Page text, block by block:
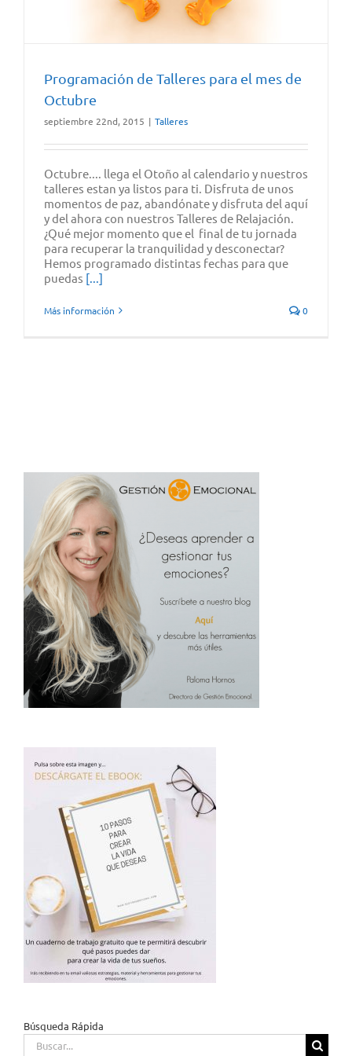
Programación de Talleres para el mes de
Octubre
septiembre 22nd, 2015 | Talleres
Octubre.... llega el Otoño al calendario y nuestros
talleres estan ya listos para ti. Disfruta de unos
momentos de paz, abandónate y disfruta del aquí
y del ahora con nuestros Talleres de Relajación.
¿Qué mejor momento que el final de tu jornada
para recuperar la tranquilidad y desconectar?
Hemos programado distintas fechas para que
puedas [...]
Más información 0
Búsqueda Rápida
Buscar: